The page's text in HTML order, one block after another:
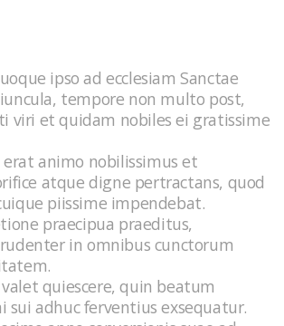
ipso ad ecclesiam Sanctae
tempore non multo post,
viri et quidam nobiles ei gratissime
erat animo nobilissimus et
atque digne pertractans, quod
piissime impendebat.
praecipua praeditus,
in omnibus cunctorum
quiescere, quin beatum
adhuc ferventius exsequatur.